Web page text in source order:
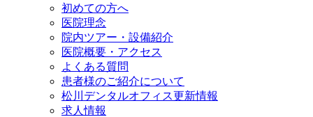
初めての方へ
医院理念
院内ツアー・設備紹介
医院概要・アクセス
よくある質問
患者様のご紹介について
松川デンタルオフィス更新情報
求人情報